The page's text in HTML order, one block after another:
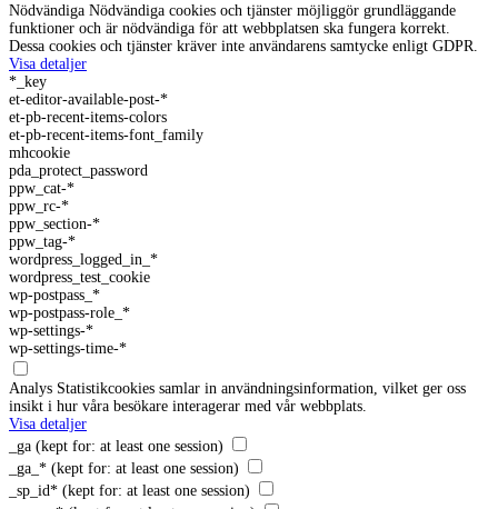
Nödvändiga Nödvändiga cookies och tjänster möjliggör grundläggande
funktioner och är nödvändiga för att webbplatsen ska fungera korrekt.
Dessa cookies och tjänster kräver inte användarens samtycke enligt GDPR.
Visa detaljer
*_key
et-editor-available-post-*
et-pb-recent-items-colors
et-pb-recent-items-font_family
mhcookie
pda_protect_password
ppw_cat-*
ppw_rc-*
ppw_section-*
ppw_tag-*
wordpress_logged_in_*
wordpress_test_cookie
wp-postpass_*
wp-postpass-role_*
wp-settings-*
wp-settings-time-*
Analys Statistikcookies samlar in användningsinformation, vilket ger oss
insikt i hur våra besökare interagerar med vår webbplats.
Visa detaljer
_ga (kept for: at least one session)
_ga_* (kept for: at least one session)
_sp_id* (kept for: at least one session)